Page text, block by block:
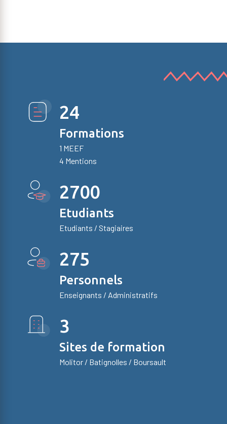
24
Formations
1 MEEF
4 Mentions
2700
Etudiants
Etudiants / Stagiaires
275
Personnels
Enseignants / Administratifs
3
Sites de formation
Molitor / Batignolles / Boursault